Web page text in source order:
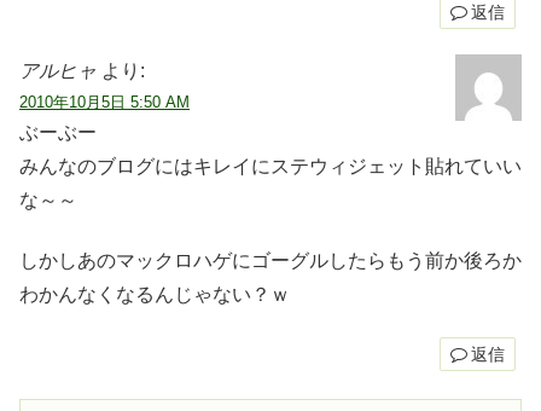
返信
アルヒャ より:
2010年10月5日 5:50 AM
ぶーぶー
みんなのブログにはキレイにステウィジェット貼れていい
な～～
しかしあのマックロハゲにゴーグルしたらもう前か後ろか
わかんなくなるんじゃない？ｗ
返信